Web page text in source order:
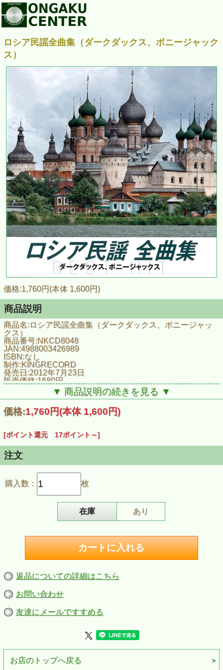
ロシア民謡全曲集（ダークダックス、ボニージャック
ス）
価格:1,760円(本体 1,600円)
商品説明
商品名:ロシア民謡全曲集（ダークダックス、ボニージャッ
クス）
商品番号:NKCD8048
JAN:4988003426989
ISBN:なし
制作:KINGRECORD
発売日:2012年7月23日
販売価格:1680円
ヴォルガの舟唄／赤いサラファン／トロイカ／ステンカ・ラ
ージン／カリンカ／一週間／黒い瞳／アムール河の波／コサ
▼ 商品説明の続きを見る ▼
価格:1,760円(本体 1,600円)
[ポイント還元 17ポイント～]
注文
購入数： 枚
在庫 あり
返品についての詳細はこちら
お問い合わせ
友達にメールですすめる
お店のトップへ戻る